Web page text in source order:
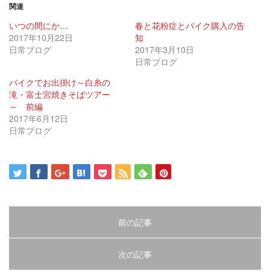
有
(新
し
い
ウ
ウ
で
開
き
ま
す)
リ
ッ
ク
し
て
い
(新
し
い
ィ
ン
ド
ま
す)
し
い
ウ
で
開
き
関連
いつの間にか…
2017年10月22日
日常ブログ
春と花粉症とバイク購入の告
知
2017年3月10日
日常ブログ
バイクでお出掛け～白糸の
滝・富士宮焼きそばツアー
～ 前編
2017年6月12日
日常ブログ
前の記事
次の記事